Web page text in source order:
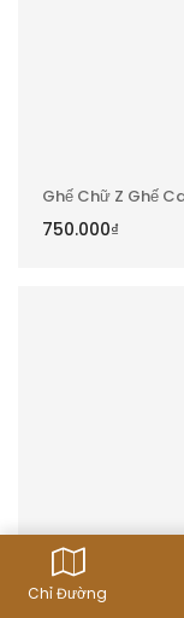
Ghế Chữ Z Ghế
750.000₫
Chỉ Đường